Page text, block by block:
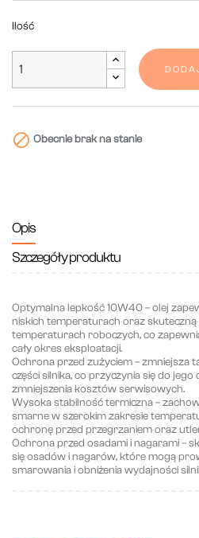
Ilość
 Obecnie brak na stanie
Opis
Szczegóły produktu
Optymalna lepkość 10W40– olej
niskich temperaturach oraz
temperaturach roboczych, co
cały okres eksploatacji.
Ochrona przed zużyciem– zmniejsza
części silnika, co przyczynia się do
zmniejszenia kosztów serwisowych.
Wysoka stabilność termiczna–
smarne w szerokim zakresie
ochronę przed przegrzaniem oraz
Ochrona przed osadami i nagarami–
się osadów i nagarów, które mogą
smarowania i obniżenia wydajności